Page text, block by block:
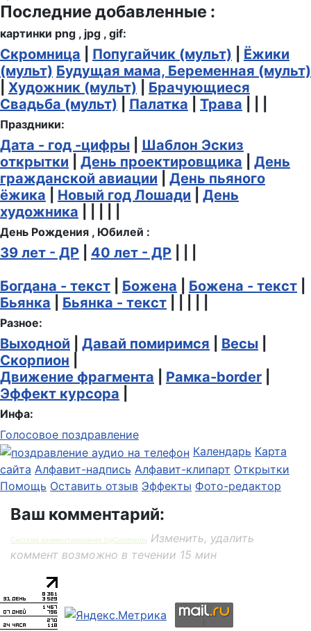
Последние добавленные :
картинки png , jpg , gif:
Скромница Попугайчик (мульт)
Ёжики
(мульт) Будущая мама, Беременная (мульт)
Художник (мульт)
Брачующиеся
Свадьба (мульт)
Палатка Трава
Праздники:
Дата - год -цифры
Шаблон Эскиз
открытки
День проектировщика
День
гражданской авиации
День пьяного
ёжика
Новый год Лошади
День
художника
День Рождения , Юбилей :
39 лет - ДР 40 лет - ДР
Богдана - текст
Божена Божена - текст
Бьянка
Бьянка - текст
Разное:
Выходной Давай помиримся Весы
Скорпион
Движение фрагмента
Рамка-border
Эффект курсора
Инфа:
Голосовое поздравление
Календарь Карта
сайта Алфавит-надпись Алфавит-клипарт Открытки
Помощь Оставить отзыв Эффекты Фото-редактор
Ваш комментарий:
Система комментирования SigComments
Изменить, удалить
коммент возможно в течении 15 мин